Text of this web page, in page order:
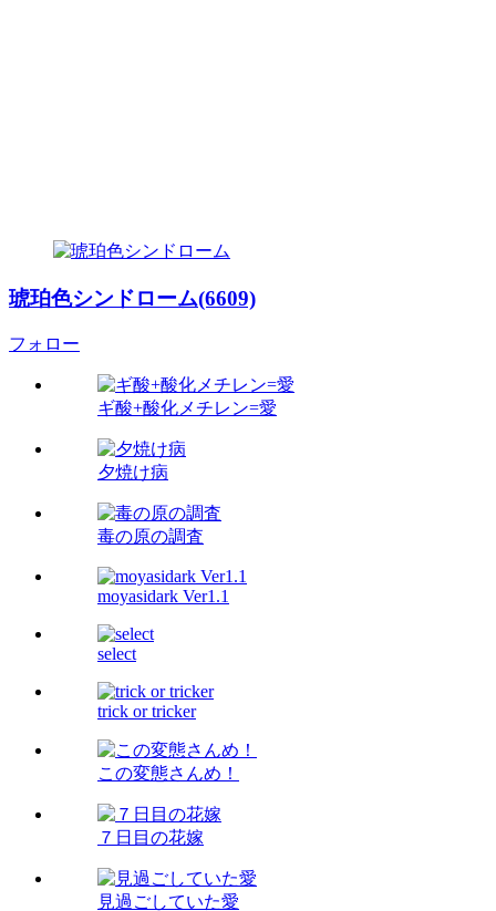
琥珀色シンドローム(6609)
フォロー
ギ酸+酸化メチレン=愛
夕焼け病
毒の原の調査
moyasidark Ver1.1
select
trick or tricker
この変態さんめ！
７日目の花嫁
見過ごしていた愛